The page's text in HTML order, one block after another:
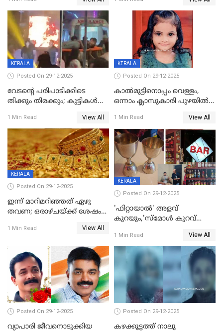
KERALA
Posted On 29-12-2025
വേടന്റെ പരിപാടിക്കിടെ
തിക്കും തിരക്കും; കുട്ടികള്‍
പരിക്ക്; പാളം മറികടന്ന
യുവാവ് ട്രെയിന്‍ തട്ടി മരിച്ചു
1 Min Read View All
KERALA
Posted On 29-12-2025
കാൽമുട്ടിനൊപ്പം വെള്ളം,
ഒന്നാം ക്ലാസുകാരി പുഴയിൽ
കുട്ടികൾക്കൊപ്പം
കളിക്കുന്നതിനിടെ
1 Min Read View All
KERALA
Posted On 29-12-2025
ഇന്ന് മാറിമറിഞ്ഞത് ഏഴു
തവണ; ഒരാഴ്ചയ്ക്ക് ശേഷം
1 Min Read View All
KERALA
Posted On 29-12-2025
'ഫിറ്റായാൽ' അളവ്
കുറയും,'സ്‌മോൾ കുറവ്
പിഴ
1 Min Read View All
Posted On 29-12-2025
വ്യാപാരി ജീവനൊടുക്കിയ
Posted On 29-12-2025
കഴക്കൂട്ടത്ത് നാലു